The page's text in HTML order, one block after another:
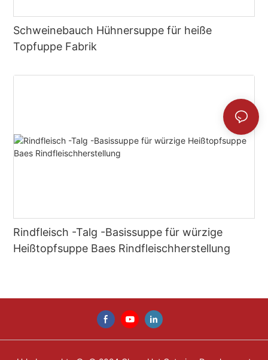
Schweinebauch Hühnersuppe für heiße
Topfuppe Fabrik
Rindfleisch -Talg -Basissuppe für würzige
Heißtopfsuppe Baes Rindfleischherstellung